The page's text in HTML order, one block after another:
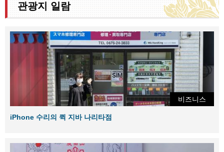
관광지 일람
비즈니스
iPhone 수리의 퀵 지바 나리타점